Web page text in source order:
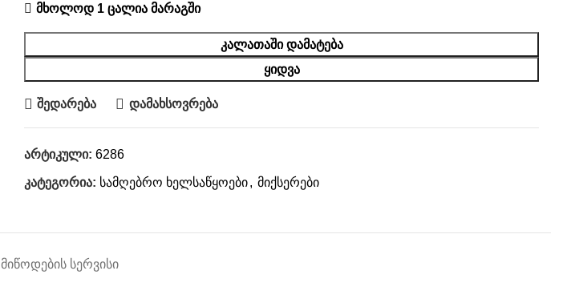
მხოლოდ 1 ცალია მარაგში
ᲙᲐᲚᲐᲗᲐᲨᲘ ᲓᲐᲛᲐᲢᲔᲑᲐ
ᲧᲘᲓᲕᲐ
შედარება დამახსოვრება
არტიკული: 6286
კატეგორია: სამღებრო ხელსაწყოები, მიქსერები
ᲛᲘᲬᲝᲓᲔᲑᲘᲡ ᲡᲔᲠᲕᲘᲡᲘ